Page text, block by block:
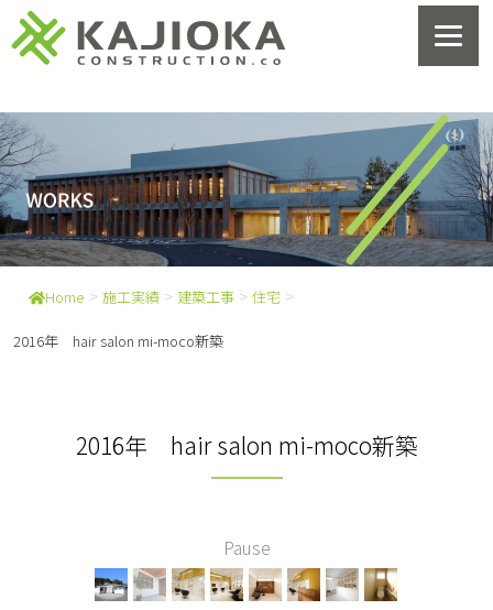
Home > 施工実績 > 建築工事 > 住宅 >
2016年 hair salon mi-moco新築
2016年 hair salon mi-moco新築
Pause